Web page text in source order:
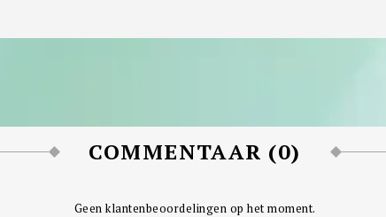
COMMENTAAR (0)
Geen klantenbeoordelingen op het moment.